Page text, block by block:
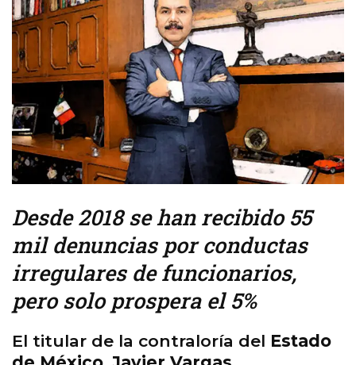
Desde 2018 se han recibido 55
mil denuncias por conductas
irregulares de funcionarios,
pero solo prospera el 5%
El titular de la contraloría del Estado